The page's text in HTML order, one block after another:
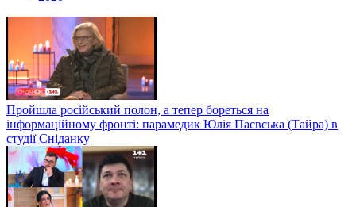
Пройшла російський полон, а тепер бореться на
інформаційному фронті: парамедик Юлія Паєвська (Тайра) в
студії Сніданку